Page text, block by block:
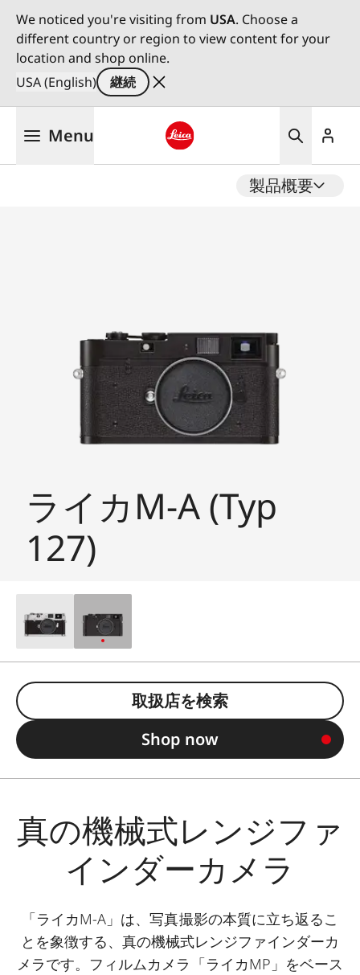
We noticed you're visiting from USA. Choose a
different country or region to view content for your
location and shop online.
USA (English)
継続
Menu
製品概要
ライカM-A (Typ
127)
取扱店を検索
Shop now
真の機械式レンジファ
インダーカメラ
「ライカM-A」は、写真撮影の本質に立ち返るこ
とを象徴する、真の機械式レンジファインダーカ
メラです。フィルムカメラ「ライカMP」をベース